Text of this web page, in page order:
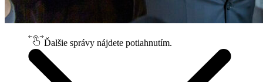
Ďalšie správy nájdete potiahnutím.